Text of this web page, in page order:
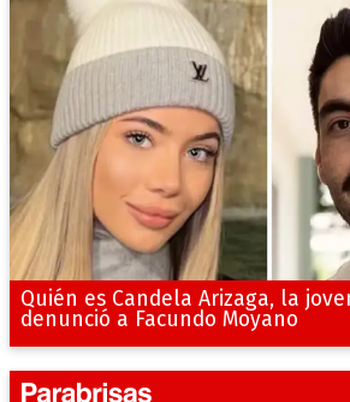
Quién es Candela Arizaga, la
denunció a Facundo Moyano